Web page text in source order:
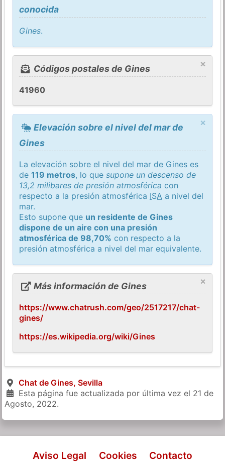
conocida
Gines.
×
Códigos postales de Gines
41960
×
Elevación sobre el nivel del mar de
Gines
La elevación sobre el nivel del mar de Gines es
de119 metros, lo quesupone un descenso de
13,2 milibares de presión atmosférica con
respecto a la presión atmosférica ISA a nivel del
mar.
Esto supone que un residente de Gines
dispone de un aire con una presión
atmosférica de 98,70% con respecto a la
presión atmosférica a nivel del mar equivalente.
×
Más información de Gines
https://www.chatrush.com/geo/2517217/chat-
gines/
https://es.wikipedia.org/wiki/Gines
Chat de Gines, Sevilla
Esta página fue actualizada por última vez el 21 de
Agosto, 2022.
Aviso Legal Cookies Contacto